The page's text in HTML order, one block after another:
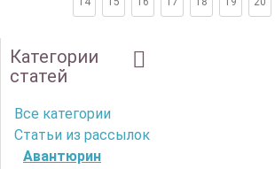
Категории
статей
Все категории
Статьи из рассылок
Авантюрин